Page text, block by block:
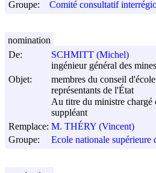
Groupe:
Comité consultatif
De:
SCHMITT (Michel)
ingénieur général des
Objet:
membres du conseil
représentants de l'État
Au titre du ministre chargé
suppléant
Remplace: M. THÉRY (Vincent)
Groupe:
Ecole nationale supérieure
nomination